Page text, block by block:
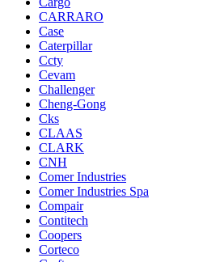
CARRARO
Case
Caterpillar
Ccty
Cevam
Challenger
Cheng-Gong
Cks
CLAAS
CLARK
CNH
Comer Industries
Comer Industries Spa
Compair
Contitech
Coopers
Corteco